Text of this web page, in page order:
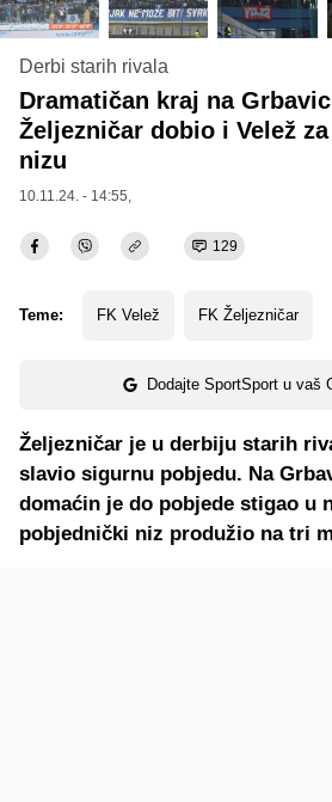
Derbi starih rivala
Dramatičan kraj na
Željezničar dobio i Velež
nizu
10.11.24. - 14:55,
129
Teme: FK Velež FK Željezničar
Dodajte SportSport u vaš
Željezničar je u derbiju starih
slavio sigurnu pobjedu. Na
domaćin je do pobjede stigao u
pobjednički niz produžio na tri